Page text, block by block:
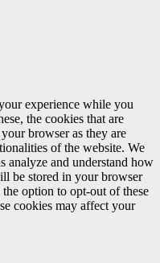
experience while you
the cookies that are
browser as they are
of the website. We
analyze and understand how
be stored in your browser
option to opt-out of these
cookies may affect your